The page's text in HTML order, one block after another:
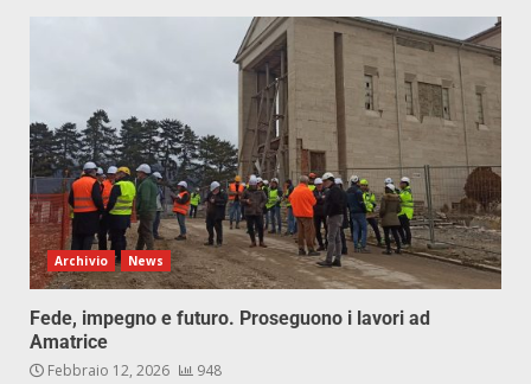
Archivio News
Fede, impegno e futuro. Proseguono i lavori ad
Amatrice
Febbraio 12, 2026 948